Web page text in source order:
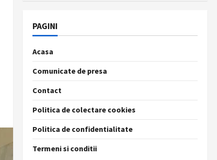
PAGINI
Acasa
Comunicate de presa
Contact
Politica de colectare cookies
Politica de confidentialitate
Termeni si conditii